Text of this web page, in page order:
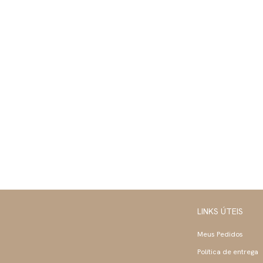
LINKS ÚTEIS
Meus Pedidos
Política de entrega